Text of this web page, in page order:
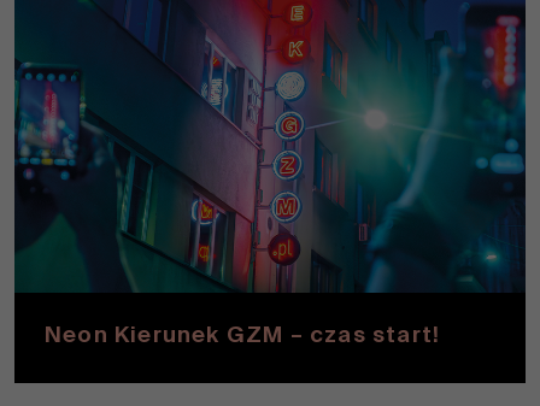
Neon Kierunek GZM – czas start!